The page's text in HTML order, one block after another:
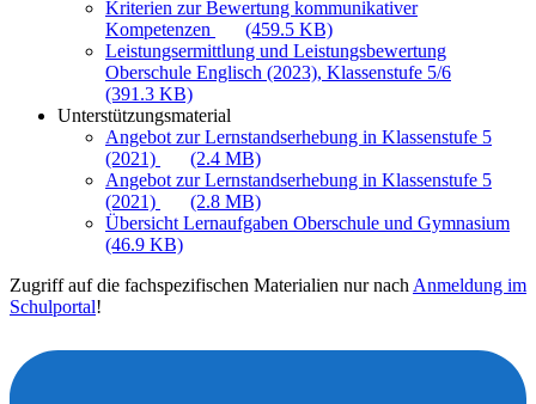
Kriterien zur Bewertung kommunikativer
Kompetenzen
(459.5 KB)
Leistungsermittlung und Leistungsbewertung
Oberschule Englisch (2023), Klassenstufe 5/6
(391.3 KB)
Unterstützungsmaterial
Angebot zur Lernstandserhebung in Klassenstufe 5
(2021)
(2.4 MB)
Angebot zur Lernstandserhebung in Klassenstufe 5
(2021)
(2.8 MB)
Übersicht Lernaufgaben Oberschule und Gymnasium
(46.9 KB)
Zugriff auf die fachspezifischen Materialien nur nach Anmeldung im
Schulportal!